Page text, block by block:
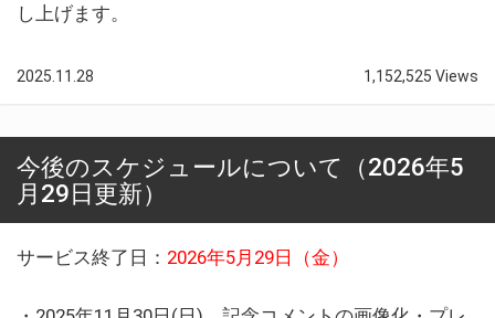
し上げます。
2025.11.28 1,152,525 Views
今後のスケジュールについて（2026年5
月29日更新）
サービス終了日： 2026年5月29日（金）